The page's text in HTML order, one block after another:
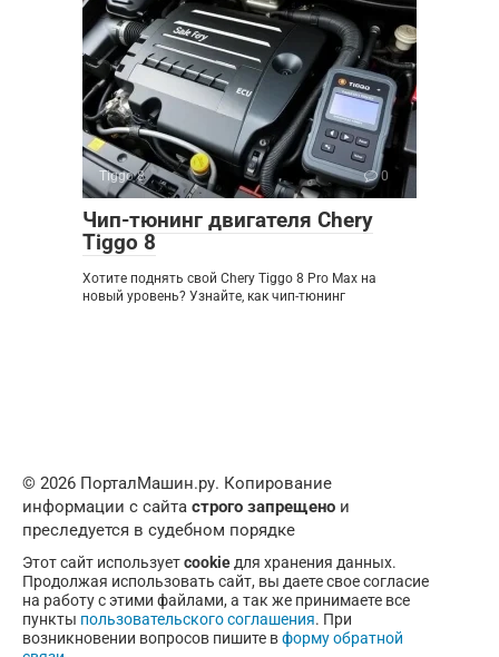
Tiggo 8 0
Чип-тюнинг двигателя Chery
Tiggo 8
Хотите поднять свой Chery Tiggo 8 Pro Max на
новый уровень? Узнайте, как чип-тюнинг
© 2026 ПорталМашин.ру. Копирование
информации с сайта строго запрещено и
преследуется в судебном порядке
Этот сайт используетcookie для хранения данных.
Продолжая использовать сайт, вы даете свое согласие
на работу с этими файлами, а так же принимаете все
пункты пользовательского соглашения. При
возникновении вопросов пишите вформу обратной